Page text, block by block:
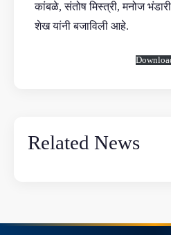
कांबळे, संतोष मिस्त्री, मनोज
शेख यांनी बजाविली आहे.
Related News